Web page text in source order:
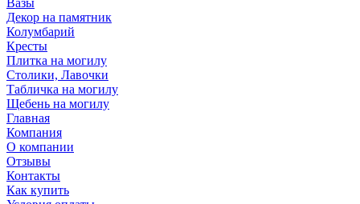
Вазы
Декор на памятник
Колумбарий
Кресты
Плитка на могилу
Столики, Лавочки
Табличка на могилу
Щебень на могилу
Главная
Компания
О компании
Отзывы
Контакты
Как купить